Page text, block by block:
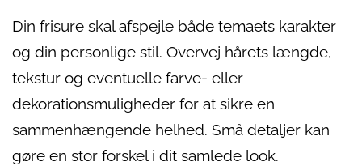
Din frisure skal afspejle både temaets karakter
og din personlige stil. Overvej hårets længde,
tekstur og eventuelle farve- eller
dekorationsmuligheder for at sikre en
sammenhængende helhed. Små detaljer kan
gøre en stor forskel i dit samlede look.